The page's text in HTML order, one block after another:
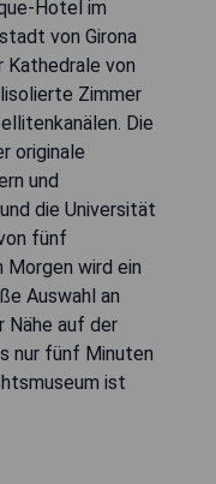
Hotel im
von Girona
von
Zimmer
Die
originale
und
die Universität
fünf
Morgen wird ein
Auswahl an
Nähe auf der
nur fünf Minuten
ist